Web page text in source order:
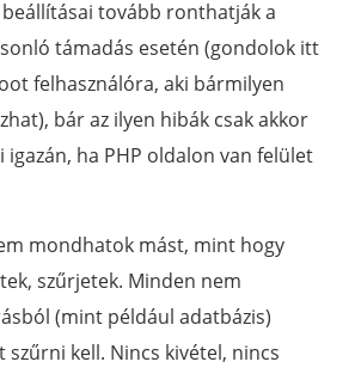
tovább ronthatják a
támadás esetén (gondolok itt
felhasználóra, aki bármilyen
bár az ilyen hibák csak akkor
igazán, ha PHP oldalon van felület
mondhatok mást, mint hogy
szűrjetek. Minden nem
(mint például adatbázis)
szűrni kell. Nincs kivétel, nincs